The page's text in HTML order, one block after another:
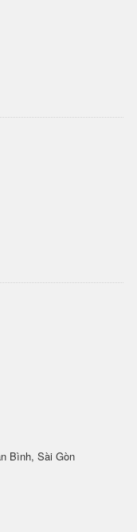
Bình, Sài Gòn